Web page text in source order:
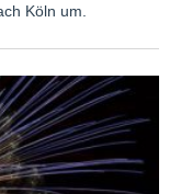
Köln um.